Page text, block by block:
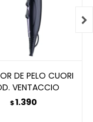
DE PELO CUORI
VENTACCIO
$1.390
